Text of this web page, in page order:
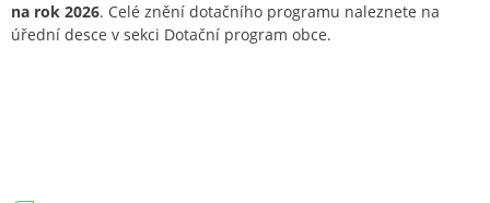
na rok 2026. Celé znění dotačního programu naleznete na
úřední desce v sekci Dotační program obce.